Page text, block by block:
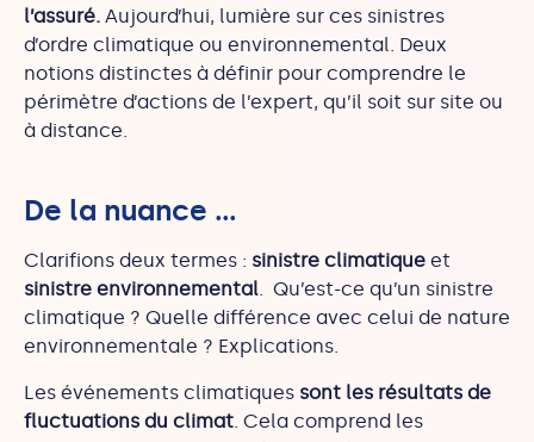
l’assuré. Aujourd’hui, lumière sur ces sinistres
d’ordre climatique ou environnemental. Deux
notions distinctes à définir pour comprendre le
périmètre d’actions de l’expert, qu’il soit sur site ou
à distance.
De la nuance …
Clarifions deux termes : sinistre climatique et
sinistre environnemental. Qu’est-ce qu’un sinistre
climatique ? Quelle différence avec celui de nature
environnementale ? Explications.
Les événements climatiques sont les résultats de
fluctuations du climat. Cela comprend les